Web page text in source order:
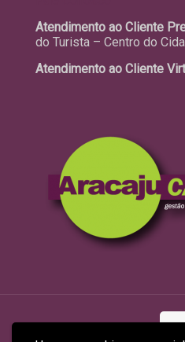
Atendimento ao Cliente
do Turista – Centro do
Atendimento ao Cliente